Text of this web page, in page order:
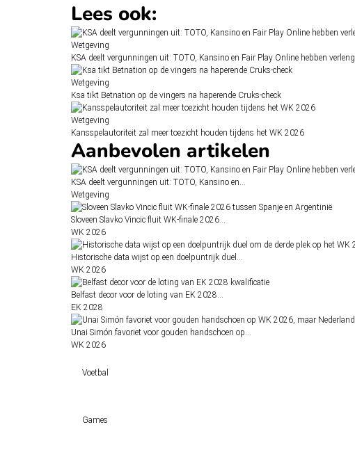
Lees ook:
Wetgeving
KSA deelt vergunningen uit: TOTO, Kansino en Fair Play Online hebben
Wetgeving
Ksa tikt Betnation op de vingers na haperende Cruks-check
Wetgeving
Kansspelautoriteit zal meer toezicht houden tijdens het WK 2026
Aanbevolen artikelen
KSA deelt vergunningen uit: TOTO, Kansino en…
Wetgeving
Sloveen Slavko Vincic fluit WK-finale 2026…
WK 2026
Historische data wijst op een doelpuntrijk duel…
WK 2026
Belfast decor voor de loting van EK 2028…
EK 2028
Unai Simón favoriet voor gouden handschoen op…
WK 2026
Voetbal
Wedtips
Games